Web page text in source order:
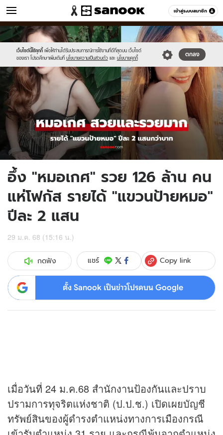
เข้าสู่ระบบสมาชิก
ข่าว หมวดอื่นๆ
เว็บไซต์นี้ใช้คุกกี้ เพื่อให้ท่านได้รับประสบการณ์การใช้งานที่ดีที่สุดบน เว็บไซต์
ของเรา โปรดศึกษาเพิ่มเติมที่ นโยบายความเป็นส่วนตัว และ นโยบายคุกกี้
ตกลง
Sanook
//s.isanook.com/sr/0/images/logo-
new-
sanook.png
600
60
//s.isanook.com/ns/0/ud/1942/9712106/new-
thumbnail1200x720-
2025-.jpg
อึ้ง "หมอเกศ" รวย 126 ล้าน คน
แห่โฟกัส รายได้ "แขวนป้ายหมอ"
ปีละ 2 แสน
29 ม.ค. 68 (15:16 น.)
กดฟัง แชร์ Copy link
ตั้ง Sanook เป็นข่าวโปรดบน Google
เมื่อวันที่ 24 ม.ค.68 สำนักงานป้องกันและปราบ
ปรามการทุจริตแห่งชาติ (ป.ป.ช.) เปิดเผยบัญชี
ทรัพย์สินของผู้ดำรงตำแหน่งทางการเมืองกรณี